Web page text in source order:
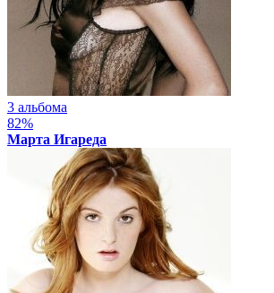
3 альбома
82%
Марта Игареда